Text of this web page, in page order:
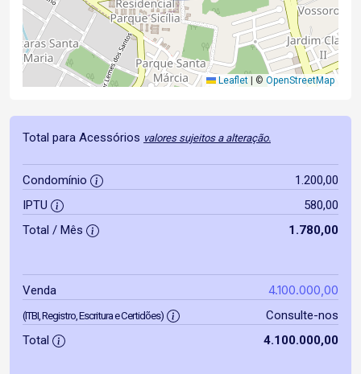
Leaflet © OpenStreetMap
Total para Acessórios valores sujeitos a alteração.
Condomínio
1.200,00
IPTU
580,00
Total / Mês
1.780,00
Venda 4.100.000,00
(ITBI, Registro, Escritura e Certidões)
Consulte-nos
Total
4.100.000,00